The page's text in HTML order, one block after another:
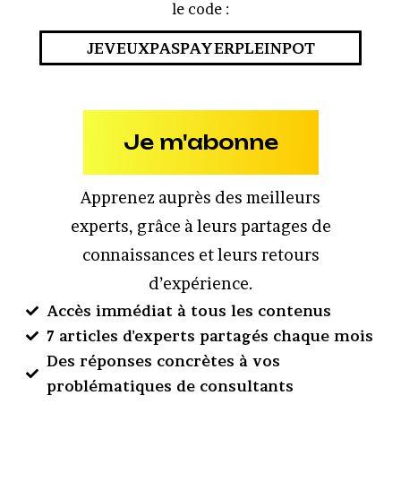
le code :
JEVEUXPASPAYERPLEINPOT
Je m'abonne
Apprenez auprès des meilleurs
experts, grâce à leurs partages de
connaissances et leurs retours
d’expérience.
Accès immédiat à tous les contenus
7 articles d'experts partagés chaque mois
Des réponses concrètes à vos
problématiques de consultants